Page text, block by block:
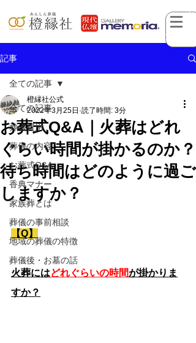
記事
全ての記事
葬儀費用
葬儀の内容
お葬式Q&A
香典マナー
家族葬とは
葬儀の事前相談
地域の葬儀の特徴
葬儀後・お墓の話
全ての記事
お葬式Q&A｜火葬はどれ
ぐらい時間が掛かるのか？
待ち時間はどのように過ご
しますか？
橙縁社公式
2022年3月25日 読了時間: 3分
【Q】
火葬にはどれぐらいの時間が掛かりま
すか？